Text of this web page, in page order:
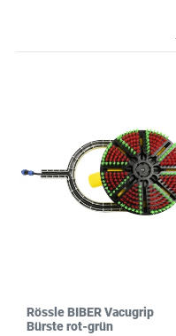
Rössle BIBER Vacugrip
Bürste rot-grün